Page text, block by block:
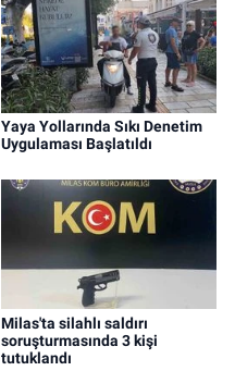
Yaya Yollarında Sıkı Denetim
Uygulaması Başlatıldı
Milas'ta silahlı saldırı
soruşturmasında 3 kişi
tutuklandı